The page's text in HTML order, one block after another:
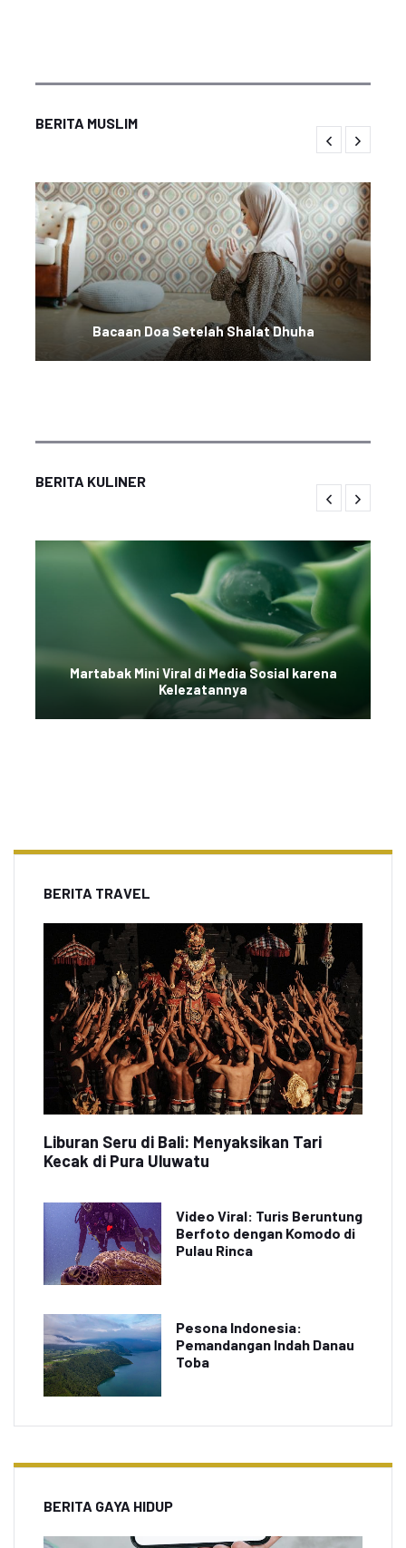
BERITA MUSLIM
Bacaan Doa Setelah Shalat Dhuha
BERITA KULINER
Martabak Mini Viral di Media Sosial karena
Kelezatannya
BERITA TRAVEL
Liburan Seru di Bali: Menyaksikan Tari
Kecak di Pura Uluwatu
Video Viral: Turis Beruntung
Berfoto dengan Komodo di
Pulau Rinca
Pesona Indonesia:
Pemandangan Indah Danau
Toba
BERITA GAYA HIDUP